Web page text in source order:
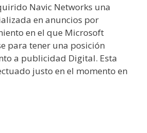
Navic Networks una
en anuncios por
en el que Microsoft
para tener una posición
a publicidad Digital. Esta
justo en el momento en